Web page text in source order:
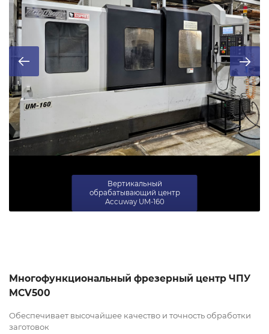
Вертикальный
обрабатывающий центр
Accuway UM-160
Многофункциональный фрезерный центр ЧПУ
MCV500
Обеспечивает высочайшее качество и точность обработки
заготовок